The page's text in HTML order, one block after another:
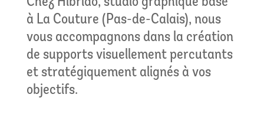
à La Couture (Pas-de-Calais), nous
vous accompagnons dans la création
de supports visuellement percutants
et stratégiquement alignés à vos
objectifs.